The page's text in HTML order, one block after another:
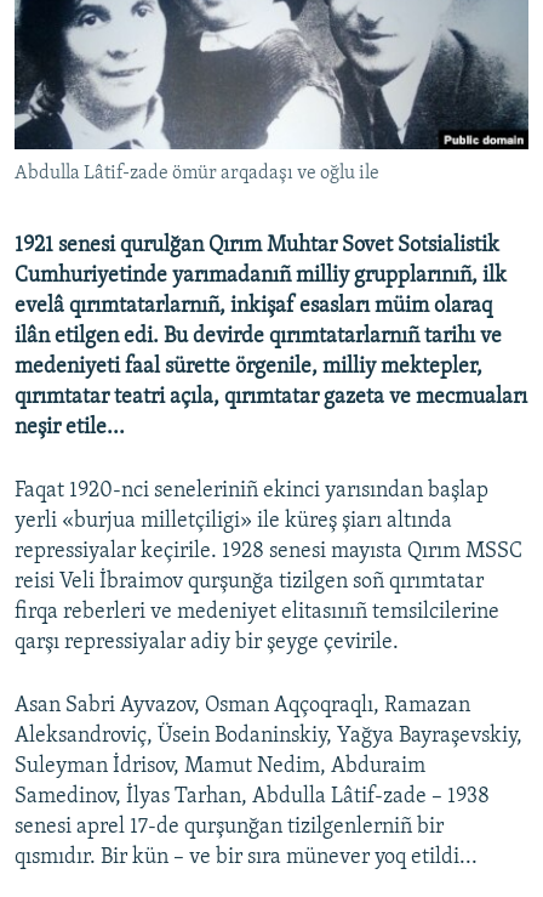
Русский
Українською
QOŞULIÑIZ!
RFE/RS bütün saytları
Abdulla Lâtif-zade ömür arqadaşı ve oğlu ile
1921 senesi qurulğan Qırım Muhtar Sovet Sotsialistik
Cumhuriyetinde yarımadanıñ milliy grupplarınıñ, ilk
evelâ qırımtatarlarnıñ, inkişaf esasları müim olaraq
ilân etilgen edi. Bu devirde qırımtatarlarnıñ tarihı ve
medeniyeti faal sürette örgenile, milliy mektepler,
qırımtatar teatri açıla, qırımtatar gazeta ve mecmuaları
neşir etile...
Faqat 1920-nci seneleriniñ ekinci yarısından başlap
yerli «burjua milletçiligi» ile küreş şiarı altında
repressiyalar keçirile. 1928 senesi mayısta Qırım MSSC
reisi Veli İbraimov qurşunğa tizilgen soñ qırımtatar
firqa reberleri ve medeniyet elitasınıñ temsilcilerine
qarşı repressiyalar adiy bir şeyge çevirile.
Asan Sabri Ayvazov, Osman Aqçoqraqlı, Ramazan
Aleksandroviç, Üsein Bodaninskiy, Yağya Bayraşevskiy,
Suleyman İdrisov, Mamut Nedim, Abduraim
Samedinov, İlyas Tarhan, Abdulla Lâtif-zade – 1938
senesi aprel 17-de qurşunğan tizilgenlerniñ bir
qısmıdır. Bir kün – ve bir sıra münever yoq etildi...